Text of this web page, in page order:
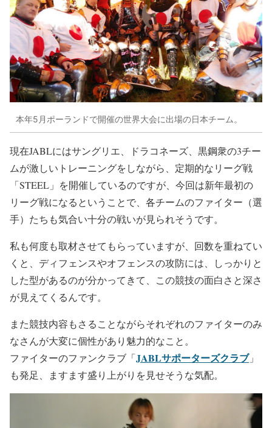
本年5月ポーランドで開催の世界大会に出場の日本チーム。
現在JABLにはサングリエ、ドラコネーズ、黒鋼衆の3チー
ムが激しいトレーニングをしながら、定期的なリーグ戦
「STEEL」を開催しているのですが、今回は新年最初の
リーグ戦になるということで、各チームのファイター（選
手）たちも気合い十分の戦いが見られそうです。
私も何度も取材させてもらっていますが、回数を重ねてい
くと、ディフェンスやオフェンスの攻防には、しっかりと
した型があるのが分かってきて、この競技の面白さと深さ
が見えてくるんです。
また競技内容もさることながらそれぞれのファイターのみ
なさんが大変に個性があり魅力的なこと。
ファイターのファンクラブ「JABLサポーターズクラブ」
も発足、ますます盛り上がりを見せそうな気配。